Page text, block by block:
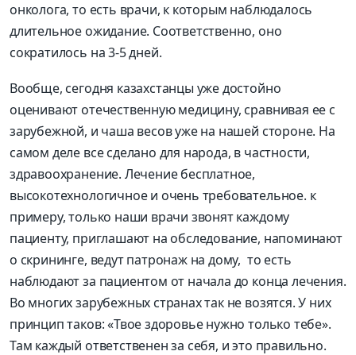
онколога, то есть врачи, к которым наблюдалось
длительное ожидание. Соответственно, оно
сократилось на 3-5 дней.
Вообще, сегодня казахстанцы уже достойно
оценивают отечественную медицину, сравнивая ее с
зарубежной, и чаша весов уже на нашей стороне. На
самом деле все сделано для народа, в частности,
здравоохранение. Лечение бесплатное,
высокотехнологичное и очень требовательное. к
примеру, только наши врачи звонят каждому
пациенту, приглашают на обследование, напоминают
о скрининге, ведут патронаж на дому, то есть
наблюдают за пациентом от начала до конца лечения.
Во многих зарубежных странах так не возятся. У них
принцип таков: «Твое здоровье нужно только тебе».
Там каждый ответственен за себя, и это правильно.